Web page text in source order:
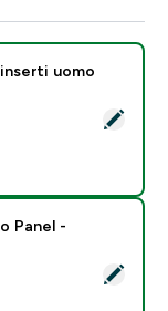
MP Tempo con
uomo
MP uomo Tempo
Panel -